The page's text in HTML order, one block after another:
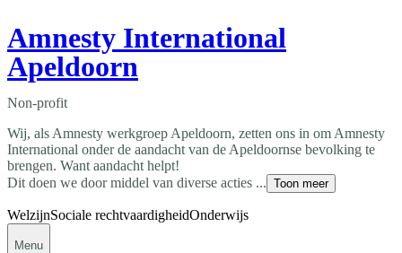
Amnesty International
Apeldoorn
Non-profit
Wij, als Amnesty werkgroep Apeldoorn, zetten ons in om Amnesty
International onder de aandacht van de Apeldoornse bevolking te
brengen. Want aandacht helpt!
Dit doen we door middel van diverse acties ... Toon meer
WelzijnSociale rechtvaardigheidOnderwijs
Menu